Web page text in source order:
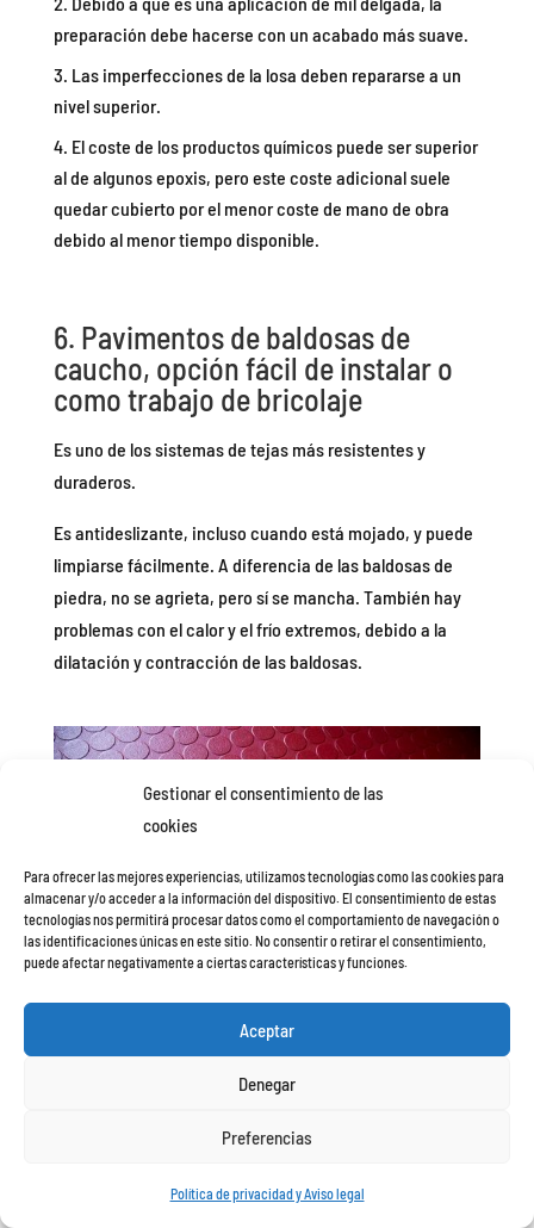
Gestionar el consentimiento de las
cookies
Para ofrecer las mejores experiencias, utilizamos tecnologías como las cookies para
almacenar y/o acceder a la información del dispositivo. El consentimiento de estas
tecnologías nos permitirá procesar datos como el comportamiento de navegación o
las identificaciones únicas en este sitio. No consentir o retirar el consentimiento,
puede afectar negativamente a ciertas características y funciones.
Aceptar
Denegar
Preferencias
Política de privacidad y Aviso legal
preparación debe hacerse con un acabado más suave.
Las imperfecciones de la losa deben repararse a un
nivel superior.
El coste de los productos químicos puede ser superior
al de algunos epoxis, pero este coste adicional suele
quedar cubierto por el menor coste de mano de obra
debido al menor tiempo disponible.
6. Pavimentos de baldosas de
caucho, opción fácil de instalar o
como trabajo de bricolaje
Es uno de los sistemas de tejas más resistentes y
duraderos.
Es antideslizante, incluso cuando está mojado, y puede
limpiarse fácilmente. A diferencia de las baldosas de
piedra, no se agrieta, pero sí se mancha. También hay
problemas con el calor y el frío extremos, debido a la
dilatación y contracción de las baldosas.
Ventajas de los pavimentos de baldosas de
flexible y en él residen sus ventajas más evidentes. Al